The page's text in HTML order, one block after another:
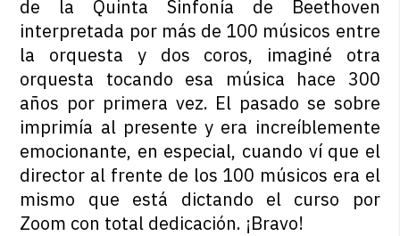
de la Quinta Sinfonía de Beethoven
interpretada por más de 100 músicos entre
la orquesta y dos coros, imaginé otra
orquesta tocando esa música hace 300
años por primera vez. El pasado se sobre
imprimía al presente y era increíblemente
emocionante, en especial, cuando ví que el
director al frente de los 100 músicos era el
mismo que está dictando el curso por
Zoom con total dedicación. ¡Bravo!